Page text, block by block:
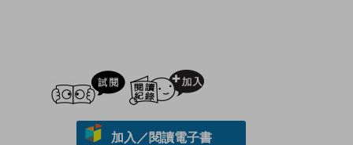
試閲
加入／閱讀電子書